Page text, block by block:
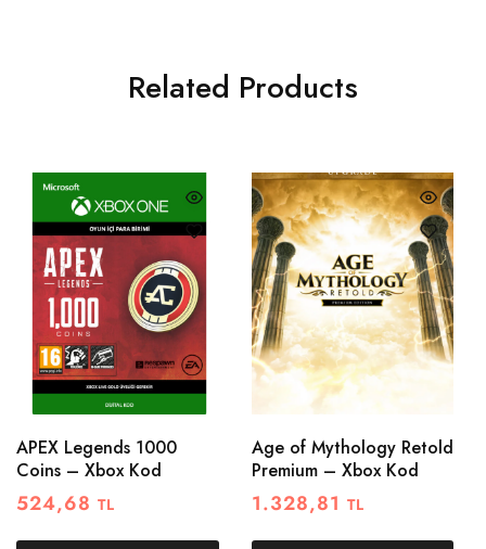
Related Products
APEX Legends 1000
Coins – Xbox Kod
524,68 TL
Age of Mythology Retold
Premium – Xbox Kod
1.328,81 TL